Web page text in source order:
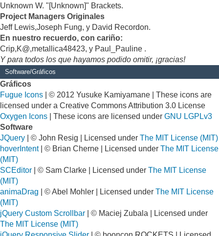
Unknown W. "[Unknown]" Brackets.
Project Managers Originales
Jeff Lewis,Joseph Fung, y David Recordon.
En nuestro recuerdo, con cariño:
Crip,K@,metallica48423, y Paul_Pauline .
Y para todos los que hayamos podido omitir, ¡gracias!
Software/Gráficos
Gráficos
Fugue Icons | © 2012 Yusuke Kamiyamane | These icons are
licensed under a Creative Commons Attribution 3.0 License
Oxygen Icons | These icons are licensed under GNU LGPLv3
Software
JQuery | © John Resig | Licensed under The MIT License (MIT)
hoverIntent| © Brian Cherne | Licensed under The MIT License
(MIT)
SCEditor | © Sam Clarke | Licensed under The MIT License
(MIT)
animaDrag | © Abel Mohler | Licensed under The MIT License
(MIT)
jQuery Custom Scrollbar | © Maciej Zubala | Licensed under
The MIT License (MIT)